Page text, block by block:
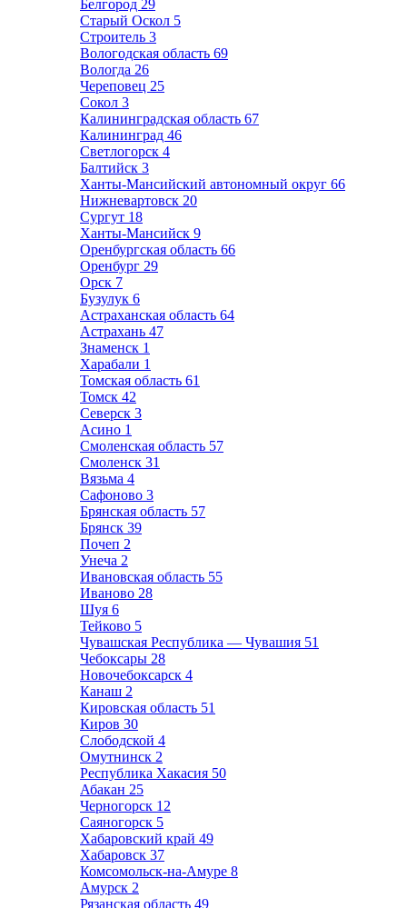
Белгород 29
Старый Оскол 5
Строитель 3
Вологодская область 69
Вологда 26
Череповец 25
Сокол 3
Калининградская область 67
Калининград 46
Светлогорск 4
Балтийск 3
Ханты-Мансийский автономный округ 66
Нижневартовск 20
Сургут 18
Ханты-Мансийск 9
Оренбургская область 66
Оренбург 29
Орск 7
Бузулук 6
Астраханская область 64
Астрахань 47
Знаменск 1
Харабали 1
Томская область 61
Томск 42
Северск 3
Асино 1
Смоленская область 57
Смоленск 31
Вязьма 4
Сафоново 3
Брянская область 57
Брянск 39
Почеп 2
Унеча 2
Ивановская область 55
Иваново 28
Шуя 6
Тейково 5
Чувашская Республика — Чувашия 51
Чебоксары 28
Новочебоксарск 4
Канаш 2
Кировская область 51
Киров 30
Слободской 4
Омутнинск 2
Республика Хакасия 50
Абакан 25
Черногорск 12
Саяногорск 5
Хабаровский край 49
Хабаровск 37
Комсомольск-на-Амуре 8
Амурск 2
Рязанская область 49